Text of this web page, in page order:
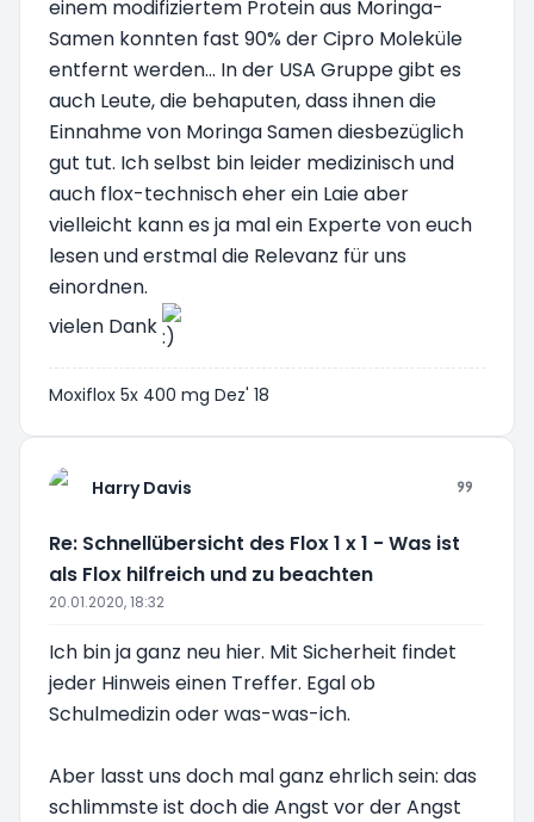
einem modifiziertem Protein aus Moringa-
Samen konnten fast 90% der Cipro Moleküle
entfernt werden... In der USA Gruppe gibt es
auch Leute, die behaputen, dass ihnen die
Einnahme von Moringa Samen diesbezüglich
gut tut. Ich selbst bin leider medizinisch und
auch flox-technisch eher ein Laie aber
vielleicht kann es ja mal ein Experte von euch
lesen und erstmal die Relevanz für uns
einordnen.
vielen Dank
Moxiflox 5x 400 mg Dez' 18
Harry Davis
Re: Schnellübersicht des Flox 1 x 1 - Was ist
als Flox hilfreich und zu beachten
20.01.2020, 18:32
Ich bin ja ganz neu hier. Mit Sicherheit findet
jeder Hinweis einen Treffer. Egal ob
Schulmedizin oder was-was-ich.
Aber lasst uns doch mal ganz ehrlich sein: das
schlimmste ist doch die Angst vor der Angst